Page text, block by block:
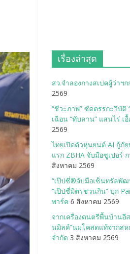
เรื่องล่าสุด
สว.จำลองกางสเปคผู้ว่าฯ
2569
“ชีวะภาพ” ซัดตรรกะวิบั
เฉือน “ทับลาน” แสนไร่ เ
2569
ไทยเปิดตัวหุ่นยนต์ AI กู้ภั
แรก ZBHA จับมือซูเปอร์
สิงหาคม 2569
“เป๊ปซี่®จับมือเซ็นทรัลพั
“เป๊ปซี่มิตรชวนกิน” บุก
พาร์ค 6 สิงหาคม 2569
จากเครื่องดนตรีพื้นบ้านอี
นมิลค์”นมโคสดแท้จากส
จำกัด 3 สิงหาคม 2569